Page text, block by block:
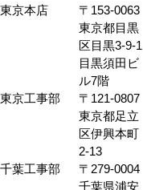
東京本店
〒153-0063
東京都目黒
区目黒3-9-1
目黒須田ビ
ル7階
東京工事部
〒121-0807
東京都足立
区伊興本町
2-13
千葉工事部
〒279-0004
千葉県浦安